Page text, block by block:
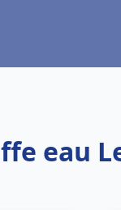
eau